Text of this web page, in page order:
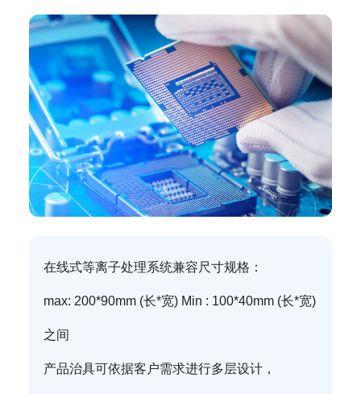
在线式等离子处理系统兼容尺寸规格：
max: 200*90mm (长*宽) Min : 100*40mm (长*宽)
之间
产品治具可依据客户需求进行多层设计，